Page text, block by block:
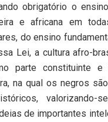
obrigatório o
e africana em
do ensino
Lei, a cultura afro-
parte constituinte e
na qual os negros
valorizando-
de importantes